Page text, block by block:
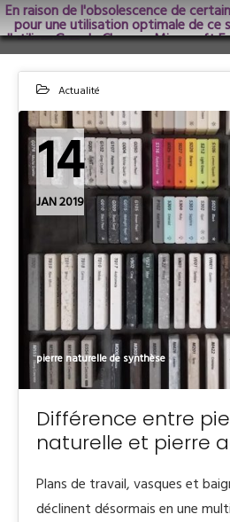
En raison de l'obsolescence de
pour une utilisation optimale de ce
d'utiliser Google Chrome; Microsoft
dans les versions les
Actualité
pierre naturelle de synthèse
14
JAN 2019
Différence entre
naturelle et pierre
Plans de travail, vasques et
déclinent désormais en une